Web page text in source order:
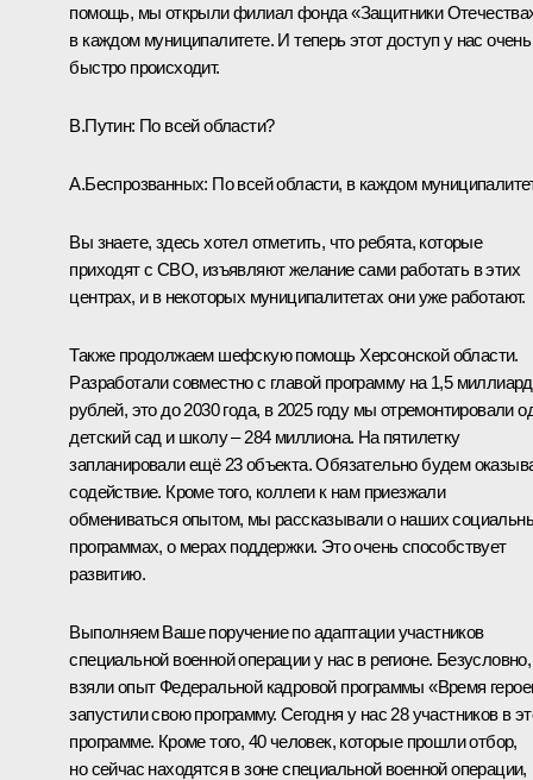
помощь, мы открыли филиал фонда «Защитники
в каждом муниципалитете. И теперь этот доступ у нас очень
быстро происходит.
В.Путин: По всей области?
А.Беспрозванных: По всей области, в каждом
Вы знаете, здесь хотел отметить, что ребята, которые
приходят с СВО, изъявляют желание сами работать в этих
центрах, и в некоторых муниципалитетах они уже работают.
Также продолжаем шефскую помощь Херсонской области.
Разработали совместно с главой программу на 1,5
рублей, это до 2030 года, в 2025 году мы отремонтировали
детский сад и школу – 284 миллиона. На пятилетку
запланировали ещё 23 объекта. Обязательно будем
содействие. Кроме того, коллеги к нам приезжали
обмениваться опытом, мы рассказывали о наших
программах, о мерах поддержки. Это очень способствует
развитию.
Выполняем Ваше поручение по адаптации участников
специальной военной операции у нас в регионе. Безусловно,
взяли опыт Федеральной кадровой программы «Время
запустили свою программу. Сегодня у нас 28 участников в
программе. Кроме того, 40 человек, которые прошли отбор,
но сейчас находятся в зоне специальной военной операции,